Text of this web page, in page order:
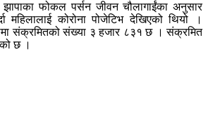
झापाका फोकल पर्सन जीवन चौलागाईंका अनुसार
महिलालाई कोरोना पोजेटिभ देखिएको थियो ।
संक्रमितको संख्या ३ हजार ८३१ छ । संक्रमित
छ ।